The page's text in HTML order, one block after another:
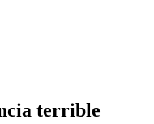
terrible